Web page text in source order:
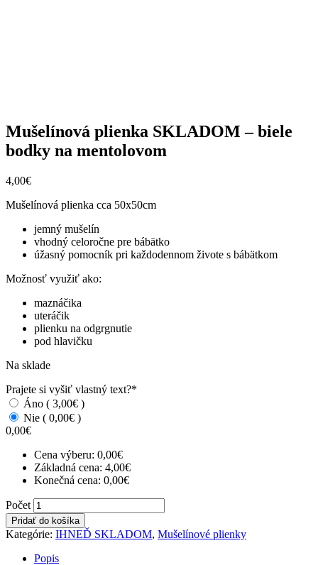
Mušelínová plienka SKLADOM – biele
bodky na mentolovom
4,00€
Mušelínová plienka cca 50x50cm
jemný mušelín
vhodný celoročne pre bábätko
úžasný pomocník pri každodennom živote s bábätkom
Možnosť využiť ako:
maznáčika
uteráčik
plienku na odgrgnutie
pod hlavičku
Na sklade
Prajete si vyšiť vlastný text?*
Áno ( 3,00€ )
Nie ( 0,00€ )
0,00€
Cena výberu: 0,00€
Základná cena: 4,00€
Konečná cena: 0,00€
Mušelínová
plienka
SKLADOM
-
biele
Počet
Pridať do košíka
Kategórie: IHNEĎ SKLADOM, Mušelínové plienky
Popis